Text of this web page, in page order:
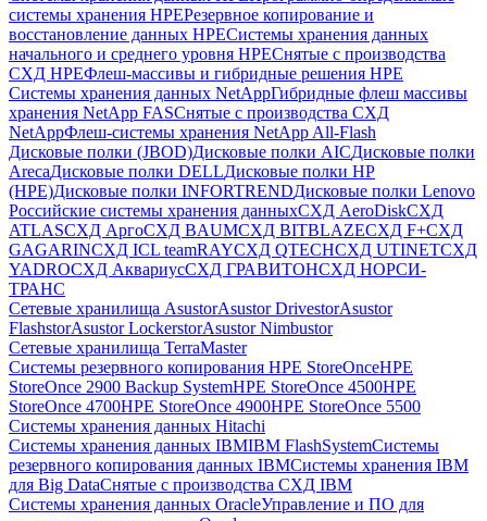
системы хранения HPEРезервное копирование и
восстановление данных HPEСистемы хранения данных
начального и среднего уровня HPEСнятые с производства
СХД HPEФлеш-массивы и гибридные решения HPE
Cистемы хранения данных NetAppГибридные флеш массивы
хранения NetApp FASСнятые с производства СХД
NetAppФлеш-системы хранения NetApp All-Flash
Дисковые полки (JBOD)Дисковые полки AICДисковые полки
ArecaДисковые полки DELLДисковые полки HP
(HPE)Дисковые полки INFORTRENDДисковые полки Lenovo
Российские системы хранения данныхСХД AeroDiskСХД
ATLASСХД AргоСХД BAUMСХД BITBLAZEСХД F+СХД
GAGARINСХД ICL teamRAYСХД QTECHСХД UTINETСХД
YADROСХД АквариусСХД ГРАВИТОНСХД НОРСИ-
ТРАНС
Сетевые хранилища AsustorAsustor DrivestorAsustor
FlashstorAsustor LockerstorAsustor Nimbustor
Сетевые хранилища TerraMaster
Системы резервного копирования HPE StoreOnceHPE
StoreOnce 2900 Backup SystemHPE StoreOnce 4500HPE
StoreOnce 4700HPE StoreOnce 4900HPE StoreOnce 5500
Системы хранения данных Hitachi
Системы хранения данных IBMIBM FlashSystemСистемы
резервного копирования данных IBMСистемы хранения IBM
для Big DataСнятые с производства СХД IBM
Системы хранения данных OracleУправление и ПО для